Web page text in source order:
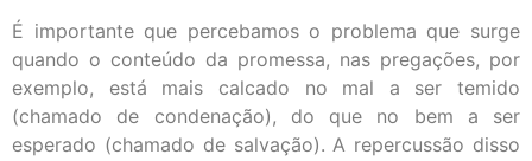
É importante que percebamos o problema que surge
quando o conteúdo da promessa, nas pregações, por
exemplo, está mais calcado no mal a ser temido
(chamado de condenação), do que no bem a ser
esperado (chamado de salvação). A repercussão disso